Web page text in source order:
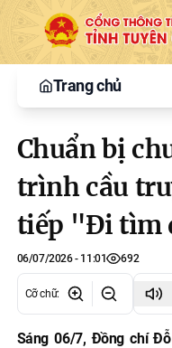
Trang chủ
Chuẩn bị
trình cầu
tiếp "Đi tìm
06/07/2026 - 11:01 692
Cỡ chữ:
Sáng 06/7, Đồng chí